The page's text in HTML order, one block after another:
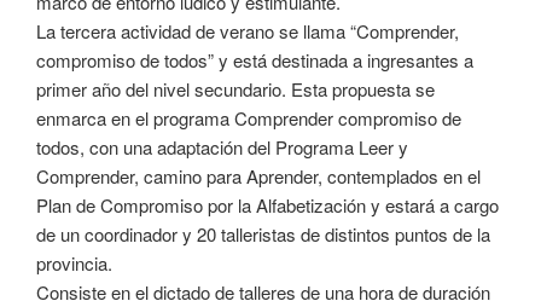
La tercera actividad de verano se llama “Comprender,
compromiso de todos” y está destinada a ingresantes a
primer año del nivel secundario. Esta propuesta se
enmarca en el programa Comprender compromiso de
todos, con una adaptación del Programa Leer y
Comprender, camino para Aprender, contemplados en el
Plan de Compromiso por la Alfabetización y estará a cargo
de un coordinador y 20 talleristas de distintos puntos de la
provincia.
Consiste en el dictado de talleres de una hora de duración